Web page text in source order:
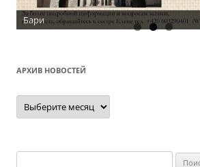
АРХИВ НОВОСТЕЙ
Архив
новостей